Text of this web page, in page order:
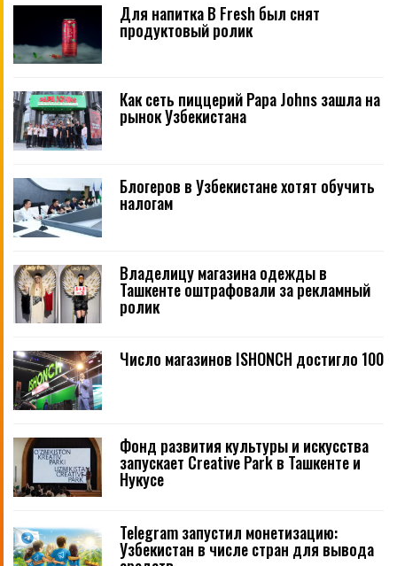
Для напитка B Fresh был снят
продуктовый ролик
Как сеть пиццерий Papa Johns зашла на
рынок Узбекистана
Блогеров в Узбекистане хотят обучить
налогам
Владелицу магазина одежды в
Ташкенте оштрафовали за рекламный
ролик
Число магазинов ISHONCH достигло 100
Фонд развития культуры и искусства
запускает Creative Park в Ташкенте и
Нукусе
Telegram запустил монетизацию:
Узбекистан в числе стран для вывода